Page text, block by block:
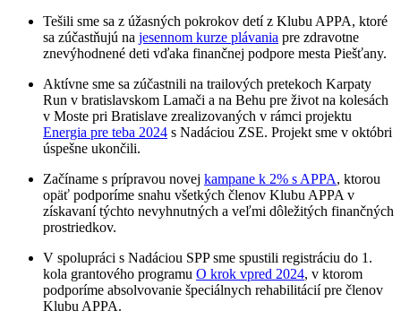
Tešili sme sa z úžasných pokrokov detí z Klubu APPA, ktoré
sa zúčastňujú na jesennom kurze plávania pre zdravotne
znevýhodnené deti vďaka finančnej podpore mesta Piešťany.
Aktívne sme sa zúčastnili na trailových pretekoch Karpaty
Run v bratislavskom Lamači a na Behu pre život na kolesách
v Moste pri Bratislave zrealizovaných v rámci projektu
Energia pre teba 2024 s Nadáciou ZSE. Projekt sme v októbri
úspešne ukončili.
Začíname s prípravou novej kampane k 2% s APPA, ktorou
opäť podporíme snahu všetkých členov Klubu APPA v
získavaní týchto nevyhnutných a veľmi dôležitých finančných
prostriedkov.
V spolupráci s Nadáciou SPP sme spustili registráciu do 1.
kola grantového programu O krok vpred 2024, v ktorom
podporíme absolvovanie špeciálnych rehabilitácií pre členov
Klubu APPA.